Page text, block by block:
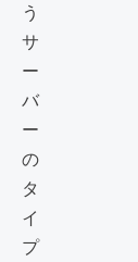
う
サ
ー
バ
ー
の
タ
イ
プ